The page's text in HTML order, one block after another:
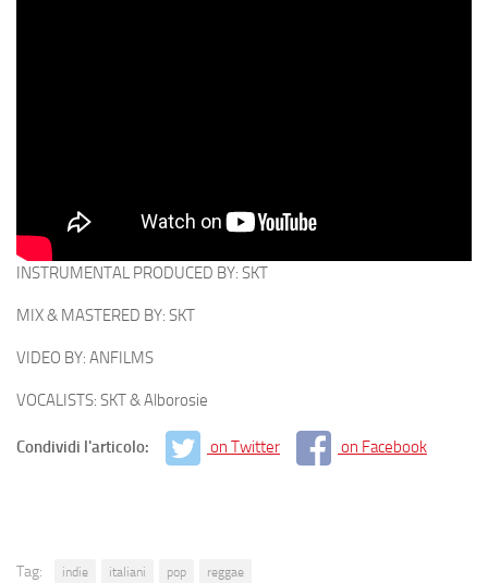
INSTRUMENTAL PRODUCED BY: SKT
MIX & MASTERED BY: SKT
VIDEO BY: ANFILMS
VOCALISTS: SKT & Alborosie
Condividi l'articolo: on Twitter on Facebook
Tag: indie italiani pop reggae